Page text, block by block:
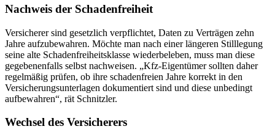
Nachweis der Schadenfreiheit
Versicherer sind gesetzlich verpflichtet, Daten zu Verträgen zehn
Jahre aufzubewahren. Möchte man nach einer längeren Stilllegung
seine alte Schadenfreiheitsklasse wiederbeleben, muss man diese
gegebenenfalls selbst nachweisen. „Kfz-Eigentümer sollten daher
regelmäßig prüfen, ob ihre schadenfreien Jahre korrekt in den
Versicherungsunterlagen dokumentiert sind und diese unbedingt
aufbewahren“, rät Schnitzler.
Wechsel des Versicherers